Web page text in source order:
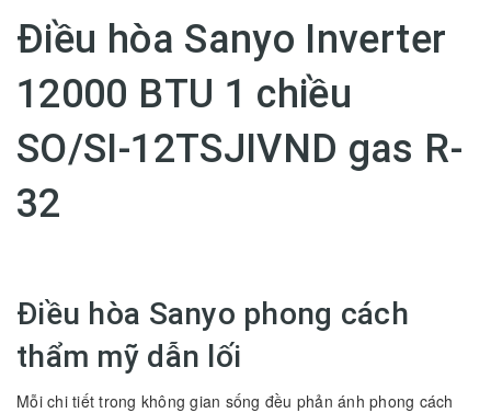
Điều hòa Sanyo Inverter
12000 BTU 1 chiều
SO/SI-12TSJIVND gas R-
32
Điều hòa Sanyo phong cách
thẩm mỹ dẫn lối
Mỗi chi tiết trong không gian sống đều phản ánh phong cách